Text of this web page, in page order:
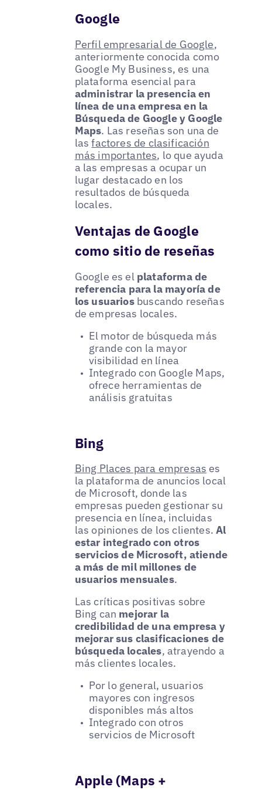
Google
Perfil empresarial de Google,
anteriormente conocida como
Google My Business, es una
plataforma esencial para
administrar la presencia en
línea de una empresa en la
Búsqueda de Google y Google
Maps. Las reseñas son una de
lasfactores de clasificación
más importantes, lo que ayuda
a las empresas a ocupar un
lugar destacado en los
resultados de búsqueda
locales.
Ventajas de Google
como sitio de reseñas
Google es el plataforma de
referencia para la mayoría de
los usuariosbuscando reseñas
de empresas locales.
El motor de búsqueda más
grande con la mayor
visibilidad en línea
Integrado con Google Maps,
ofrece herramientas de
análisis gratuitas
Bing
Bing Places para empresas es
la plataforma de anuncios local
de Microsoft, donde las
empresas pueden gestionar su
presencia en línea, incluidas
las opiniones de los clientes.Al
estar integrado con otros
servicios de Microsoft, atiende
a más de mil millones de
usuarios mensuales.
Las críticas positivas sobre
Bing can mejorar la
credibilidad de una empresa y
mejorar sus clasificaciones de
búsqueda locales, atrayendo a
más clientes locales.
Por lo general, usuarios
mayores con ingresos
disponibles más altos
Integrado con otros
servicios de Microsoft
Apple (Maps +